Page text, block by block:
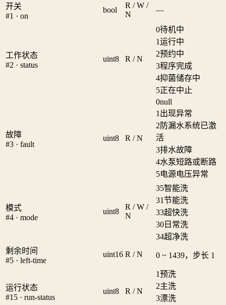
开关
#1 · on
bool
R / W /
N
—
工作状态
#2 · status
uint8 R / N
0待机中
1运行中
2预约中
3程序完成
4抑菌储存中
5正在中止
故障
#3 · fault
uint8 R / N
0null
1 出现异常
2 防漏水系统已激
活
3排水故障
4水泵短路或断路
5电源电压异常
模式
#4 · mode
uint8
R / W /
N
35智能洗
31节能洗
33超快洗
30 日常洗
34超净洗
剩余时间
#5 · left-time
uint16 R / N 0 ~ 1439，步长 1
运行状态
#15 · run-status
uint8 R / N
1预洗
2主洗
3漂洗